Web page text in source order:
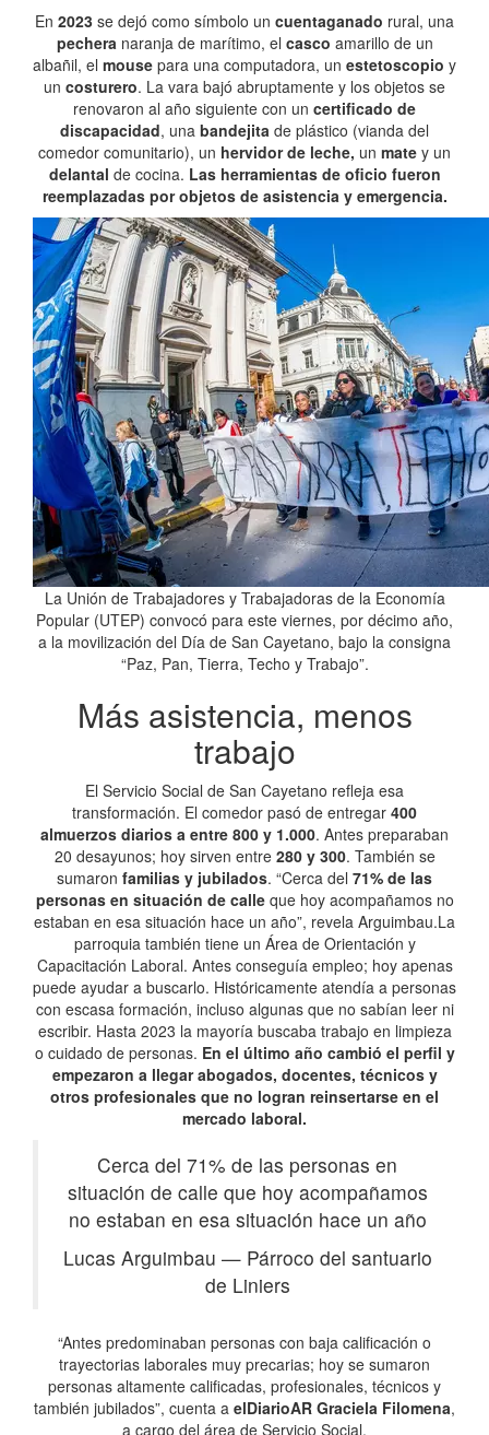
En 2023 se dejó como símbolo un cuentaganado rural, una
pecheranaranja de marítimo, el casco amarillo de un
albañil, el mouse para una computadora, un estetoscopio y
un costurero. La vara bajó abruptamente y los objetos se
renovaron al año siguiente con un certificado de
discapacidad, una bandejita de plástico (vianda del
comedor comunitario), un hervidor de leche, un mate y un
delantal de cocina. Las herramientas de oficio fueron
reemplazadas por objetos de asistencia y emergencia.
La Unión de Trabajadores y Trabajadoras de la Economía
Popular (UTEP) convocó para este viernes, por décimo año,
a la movilización del Día de San Cayetano, bajo la consigna
“Paz, Pan, Tierra, Techo y Trabajo”.
Más asistencia, menos
trabajo
El Servicio Social de San Cayetano refleja esa
transformación. El comedor pasó de entregar 400
almuerzos diarios a entre 800 y 1.000. Antes preparaban
20 desayunos; hoy sirven entre 280 y 300. También se
sumaron familias y jubilados. “Cerca del 71% de las
personas en situación de calleque hoy acompañamos no
estaban en esa situación hace un año”, revela Arguimbau.La
parroquia también tiene un Área de Orientación y
Capacitación Laboral. Antes conseguía empleo; hoy apenas
puede ayudar a buscarlo. Históricamente atendía a personas
con escasa formación, incluso algunas que no sabían leer ni
escribir. Hasta 2023 la mayoría buscaba trabajo en limpieza
o cuidado de personas. En el último año cambió el perfil y
empezaron a llegar abogados, docentes, técnicos y
otros profesionales que no logran reinsertarse en el
mercado laboral.
Cerca del 71% de las personas en
situación de calle que hoy acompañamos
no estaban en esa situación hace un año
Lucas Arguimbau —Párroco del santuario
de Liniers
“Antes predominaban personas con baja calificación o
trayectorias laborales muy precarias; hoy se sumaron
personas altamente calificadas, profesionales, técnicos y
también jubilados”, cuenta a elDiarioAR Graciela Filomena,
a cargo del área de Servicio Social.